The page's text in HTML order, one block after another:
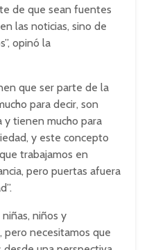
de que sean fuentes
las noticias, sino de
opinó la
que ser parte de la
para decir, son
y tienen mucho para
y este concepto
trabajamos en
pero puertas afuera
niños y
pero necesitamos que